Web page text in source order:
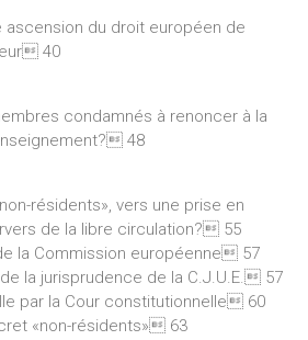
ascension du droit européen de
40
condamnés à renoncer à la
48
résidents», vers une prise en
de la libre circulation? 55
la Commission européenne 57
la jurisprudence de la C.J.U.E. 57
par la Cour constitutionnelle 60
«non-résidents» 63